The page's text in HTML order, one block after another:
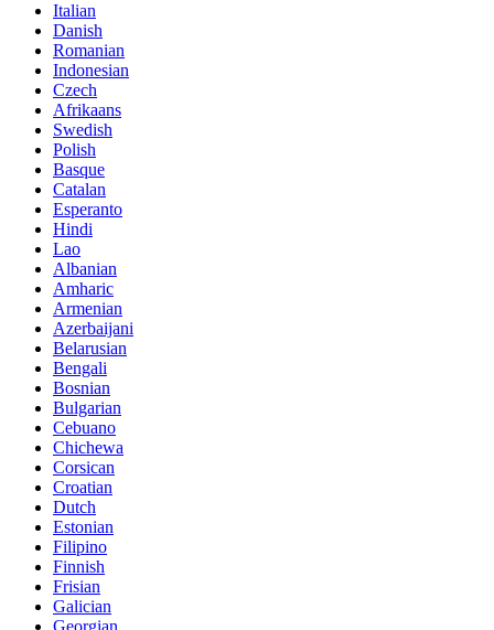
Italian
Danish
Romanian
Indonesian
Czech
Afrikaans
Swedish
Polish
Basque
Catalan
Esperanto
Hindi
Lao
Albanian
Amharic
Armenian
Azerbaijani
Belarusian
Bengali
Bosnian
Bulgarian
Cebuano
Chichewa
Corsican
Croatian
Dutch
Estonian
Filipino
Finnish
Frisian
Galician